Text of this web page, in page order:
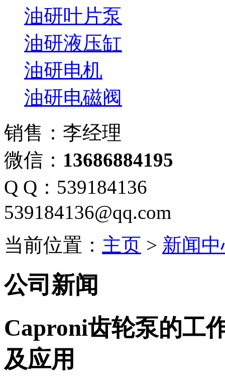
油研叶片泵
油研液压缸
油研电机
油研电磁阀
销售：李经理
微信： 13686884195
Q Q：539184136
539184136@qq.com
当前位置： 主页 > 新闻
公司新闻
Caproni齿轮泵的工
及应用